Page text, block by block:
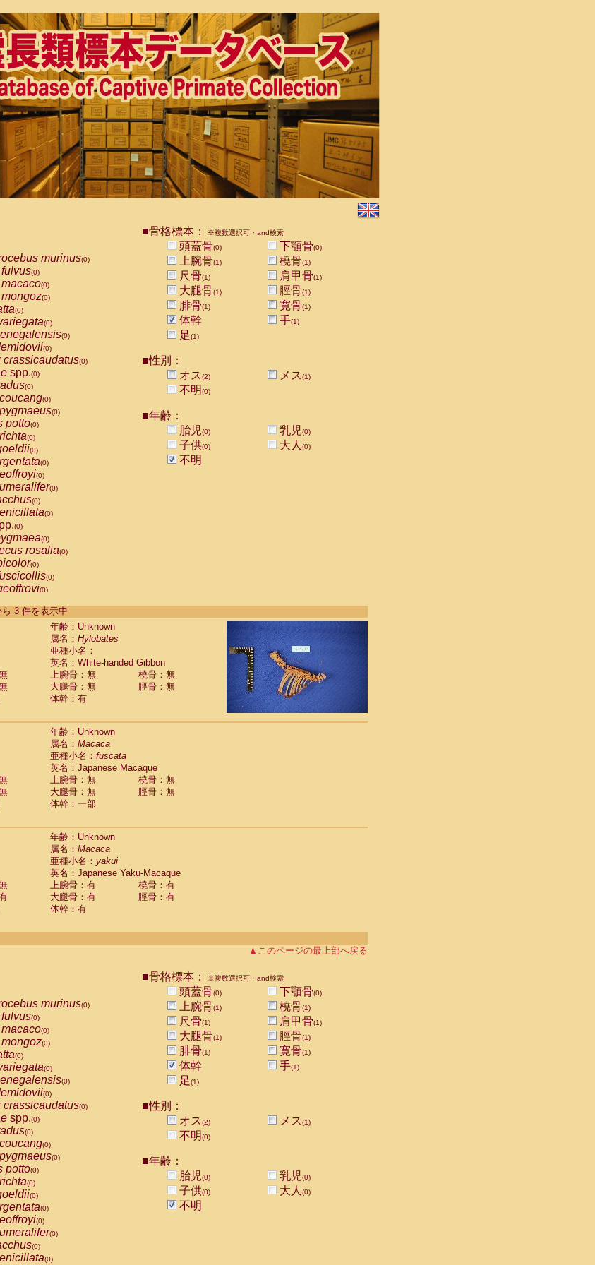
murinus(0)
(0)
(0)
(0)
(0)
(0)
(0)
(0)
crassicaudatus(0)
spp.(0)
(0)
(0)
(0)
potto(0)
(0)
(0)
(0)
(0)
(0)
(0)
(0)
(0)
(0)
rosalia(0)
(0)
(0)
(0)
(0)
(0)
(1)
(0)
cana(0)
calvus rubicundus(0)
moloch
torquatus
spp.(0)
satanas
pithecia(0)
agilis
galeritus chrysogaster
torquatus atys
torquatus lunulatus
torquatus torquatus(0)
albigena
anubis(0)
cynocephalus
hamadryas
papio
spp.(0)
leucophaeus
sphinx
gelada
arctoides
■骨格標本： ※複数選択可・and検索
頭蓋骨(0) 下顎骨(0)
上腕骨(1) 橈骨(1)
尺骨(1) 肩甲骨(1)
大腿骨(1) 脛骨(1)
腓骨(1) 寛骨(1)
体幹 手(1)
足(1)
■性別：
オス(2) メス(1)
不明(0)
■年齢：
胎児(0) 乳児(0)
子供(0) 大人 (0)
不明
3 件を表示中
年齢：Unknown
属名： Hylobates
亜種小名：
英名：White-handed Gibbon
上腕骨：無
橈骨：無
大腿骨：無
脛骨：無
体幹：有
年齢：Unknown
属名： Macaca
亜種小名： fuscata
英名：Japanese Macaque
上腕骨：無
橈骨：無
大腿骨：無
脛骨：無
体幹：一部
年齢：Unknown
属名： Macaca
亜種小名： yakui
英名：Japanese Yaku-Macaque
上腕骨：有
橈骨：有
大腿骨：有
脛骨：有
体幹：有
▲このページの最上部へ戻る
murinus(0)
(0)
(0)
(0)
(0)
(0)
(0)
(0)
crassicaudatus(0)
spp.(0)
(0)
(0)
(0)
potto(0)
(0)
(0)
(0)
(0)
(0)
(0)
(0)
■骨格標本： ※複数選択可・and検索
頭蓋骨(0) 下顎骨(0)
上腕骨(1) 橈骨(1)
尺骨(1) 肩甲骨(1)
大腿骨(1) 脛骨(1)
腓骨(1) 寛骨(1)
体幹 手(1)
足(1)
■性別：
オス(2) メス(1)
不明(0)
■年齢：
胎児(0) 乳児(0)
子供(0) 大人 (0)
不明